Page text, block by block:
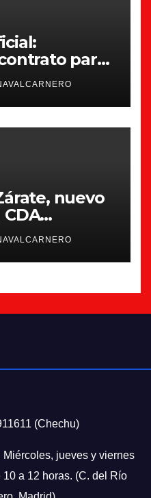
para
nuevo
(Chechu)
Miércoles, jueves y viernes
a 12 horas. (C. del Río